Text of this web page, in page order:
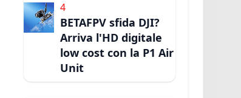
4
BETAFPV sfida DJI?
Arriva l'HD digitale
low cost con la P1 Air
Unit